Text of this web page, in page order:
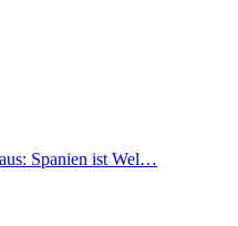
Spanien ist Wel…